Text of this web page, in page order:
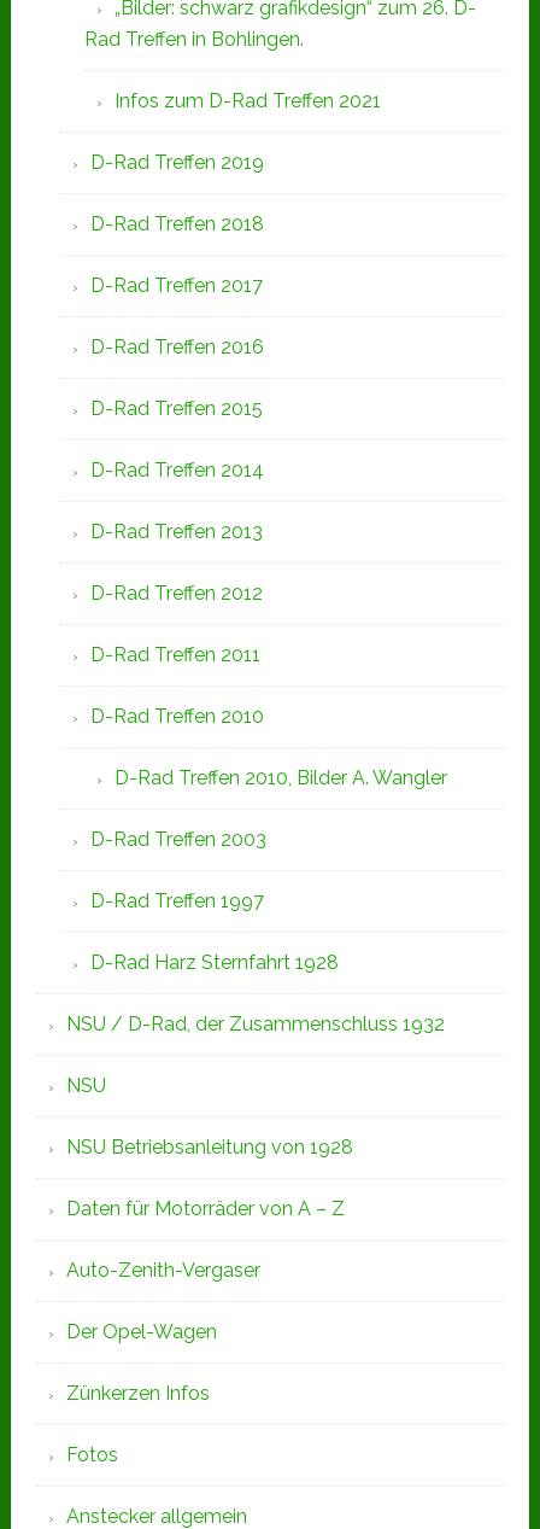
„Bilder: schwarz grafikdesign“ zum 26. D-
Rad Treffen in Bohlingen.
Infos zum D-Rad Treffen 2021
D-Rad Treffen 2019
D-Rad Treffen 2018
D-Rad Treffen 2017
D-Rad Treffen 2016
D-Rad Treffen 2015
D-Rad Treffen 2014
D-Rad Treffen 2013
D-Rad Treffen 2012
D-Rad Treffen 2011
D-Rad Treffen 2010
D-Rad Treffen 2010, Bilder A. Wangler
D-Rad Treffen 2003
D-Rad Treffen 1997
D-Rad Harz Sternfahrt 1928
NSU / D-Rad, der Zusammenschluss 1932
NSU
NSU Betriebsanleitung von 1928
Daten für Motorräder von A – Z
Auto-Zenith-Vergaser
Der Opel-Wagen
Zünkerzen Infos
Fotos
Anstecker allgemein